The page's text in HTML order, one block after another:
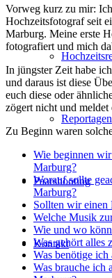
Reportagen
Paarshooting
Kontakt
Vorweg kurz zu mir:
Hochzeitsfotograf seit
Marburg. Meine erste
fotografiert und mich
In jüngster Zeit habe
und daraus ist diese
euch diese oder
zögert nicht und meldet
Zu Beginn waren
Wie beginnen
Marburg?
Worauf sollte
Marburg?
Sollten wir einen
Welche Musik
Wie und wo
Was gehört alles
Was benötige
Was brauche ich